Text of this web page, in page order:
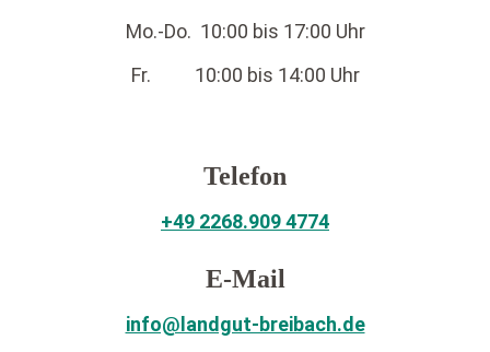
Mo.-Do. 10:00 bis 17:00 Uhr
Fr. 10:00 bis 14:00 Uhr
Telefon
+49 2268.909 4774
E-Mail
info@landgut-breibach.de